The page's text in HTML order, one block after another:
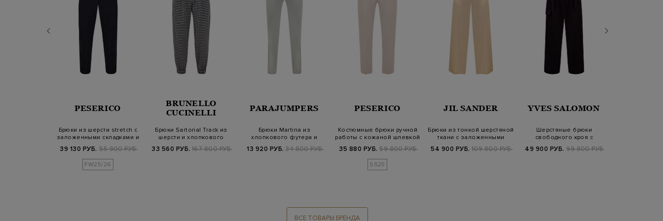
PESERICO
Брюки из шерсти stretch с
заложенными складками и
39 130 РУБ. 55 900 РУБ.
FW25/26
BRUNELLO
CUCINELLI
Брюки Sartorial Track из
шерсти и хлопкового
33 560 РУБ. 167 800 РУБ.
PARAJUMPERS
Брюки Martina из
хлопкового футера и
13 920 РУБ. 34 800 РУБ.
PESERICO
Костюмные брюки ручной
работы с кожаной шлевкой
35 880 РУБ. 59 800 РУБ.
SS25
JIL SANDER
Брюки из тонкой шерстяной
ткани с заложенными
54 900 РУБ. 109 800 РУБ.
YVES SALOMON
Шерстяные брюки
свободного кроя с
49 900 РУБ. 99 800 РУБ.
ВСЕ ТОВАРЫ БРЕНДА